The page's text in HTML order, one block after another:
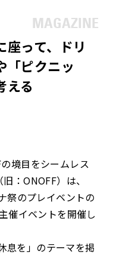
座って、ドリ
「ピクニッ
える
境目をシームレス
：ONOFF）は、
祭のプレイベントの
催イベントを開催し
息を」のテーマを掲